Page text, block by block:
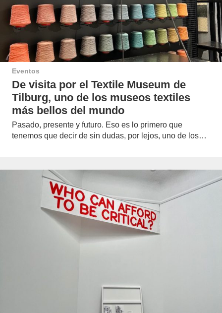
Eventos
De visita por el Textile Museum de
Tilburg, uno de los museos textiles
más bellos del mundo
Pasado, presente y futuro. Eso es lo primero que
tenemos que decir de sin dudas, por lejos, uno de los…